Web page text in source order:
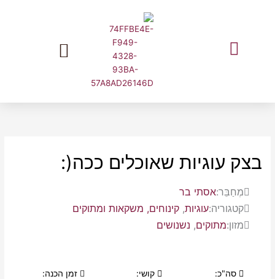
בצק עוגיות שאוכלים ככה(:
מְחַבֵּר:אסתי בר
קטגוריה:עוגיות,קינוחים, משקאות ומתוקים
מזון:מתוקים, נשנושים
סה"כ: קושי: זמן הכנה: